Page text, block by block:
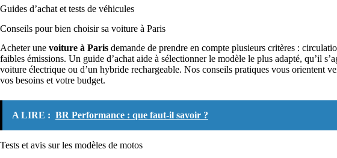
Guides d’achat et tests de véhicules
Conseils pour bien choisir sa voiture à Paris
Acheter une voiture à Paris demande de prendre en compte plusieurs critères :
faibles émissions. Un guide d’achat aide à sélectionner le modèle le plus adapté, qu’il
voiture électrique ou d’un hybride rechargeable. Nos conseils pratiques vous orientent
vos besoins et votre budget.
A LIRE : BR Performance : que faut-il savoir ?
Tests et avis sur les modèles de motos